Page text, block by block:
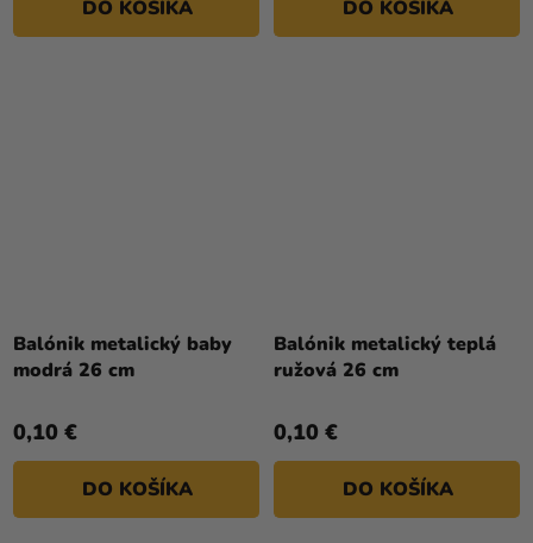
DO KOŠÍKA DO KOŠÍKA
Balónik metalický baby
modrá 26 cm
hodnotenie
produktu
5
hviezdičiek.
0,10 €
DO KOŠÍKA
Balónik metalický teplá
ružová 26 cm
hodnotenie
produktu
5
hviezdičiek.
0,10 €
DO KOŠÍKA